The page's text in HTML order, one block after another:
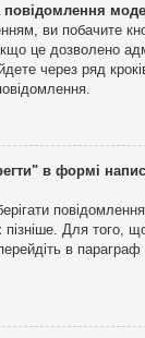
ви побачите
це дозволено
через ряд
в формі
пізніше. Для того,
в параграф